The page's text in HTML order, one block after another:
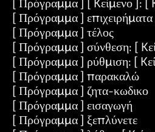
[ Πρόγραμμα ] επιχειρήματα
[ Πρόγραμμα ] τέλος
[ Πρόγραμμα ] σύνθεση: [
[ Πρόγραμμα ] ρύθμιση: [
[ Πρόγραμμα ] παρακαλώ
[ Πρόγραμμα ] ζητα-κωδικο
[ Πρόγραμμα ] εισαγωγή
[ Πρόγραμμα ] ξεπλύνετε